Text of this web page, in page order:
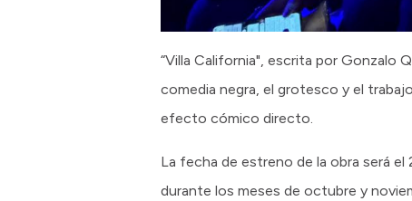
“Villa California", escrita por Gonzalo
comedia negra, el grotesco y el
efecto cómico directo.
La fecha de estreno de la obra será
durante los meses de octubre y